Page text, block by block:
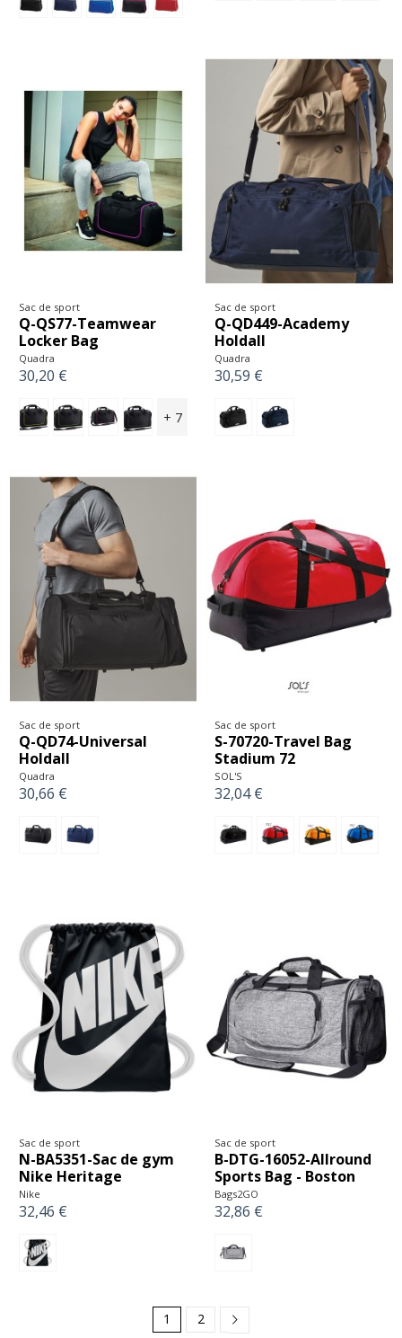
Sac de sport
Q-QS77-Teamwear
Locker Bag
Quadra
30,20 €
+ 7
Sac de sport
Q-QD449-Academy
Holdall
Quadra
30,59 €
Sac de sport
Q-QD74-Universal
Holdall
Quadra
30,66 €
Sac de sport
S-70720-Travel Bag
Stadium 72
SOL'S
32,04 €
Sac de sport
N-BA5351-Sac de gym
Nike Heritage
Nike
32,46 €
Sac de sport
B-DTG-16052-Allround
Sports Bag - Boston
Bags2GO
32,86 €
1 2